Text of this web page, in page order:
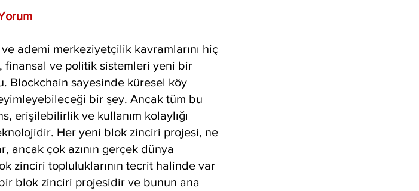
ademi merkeziyetçilik kavramlarını hiç
finansal ve politik sistemleri yeni bir
Blockchain sayesinde küresel köy
bir şey. Ancak tüm bu
erişilebilirlik ve kullanım kolaylığı
Her yeni blok zinciri projesi, ne
ancak çok azının gerçek dünya
zinciri topluluklarının tecrit halinde var
blok zinciri projesidir ve bunun ana